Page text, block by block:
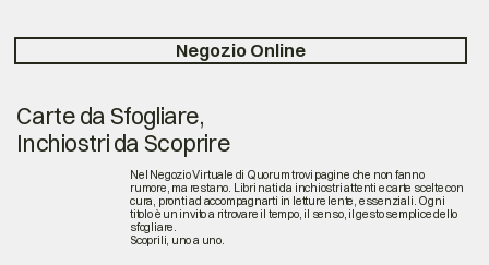
Negozio Online
Carte da Sfogliare,
Inchiostri da Scoprire
Nel Negozio Virtuale di Quorum trovi pagine che non fanno
rumore, ma restano. Libri nati da inchiostri attenti e carte scelte con
cura, pronti ad accompagnarti in letture lente, essenziali. Ogni
titolo è un invito a ritrovare il tempo, il senso, il gesto semplice dello
sfogliare.
Scoprili, uno a uno.